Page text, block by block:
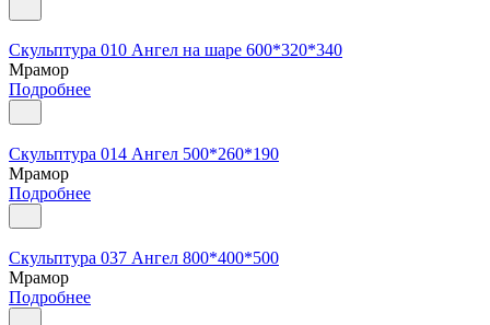
Скульптура 010 Ангел на шаре 600*320*340
Мрамор
Подробнее
Скульптура 014 Ангел 500*260*190
Мрамор
Подробнее
Скульптура 037 Ангел 800*400*500
Мрамор
Подробнее